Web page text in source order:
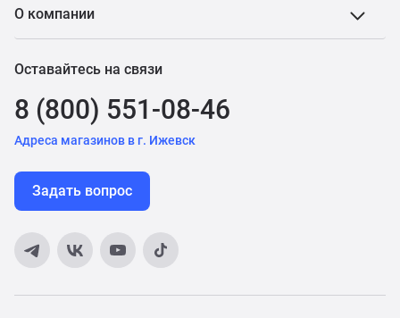
О компании
Оставайтесь на связи
8 (800) 551-08-46
Адреса магазинов в г. Ижевск
Задать вопрос